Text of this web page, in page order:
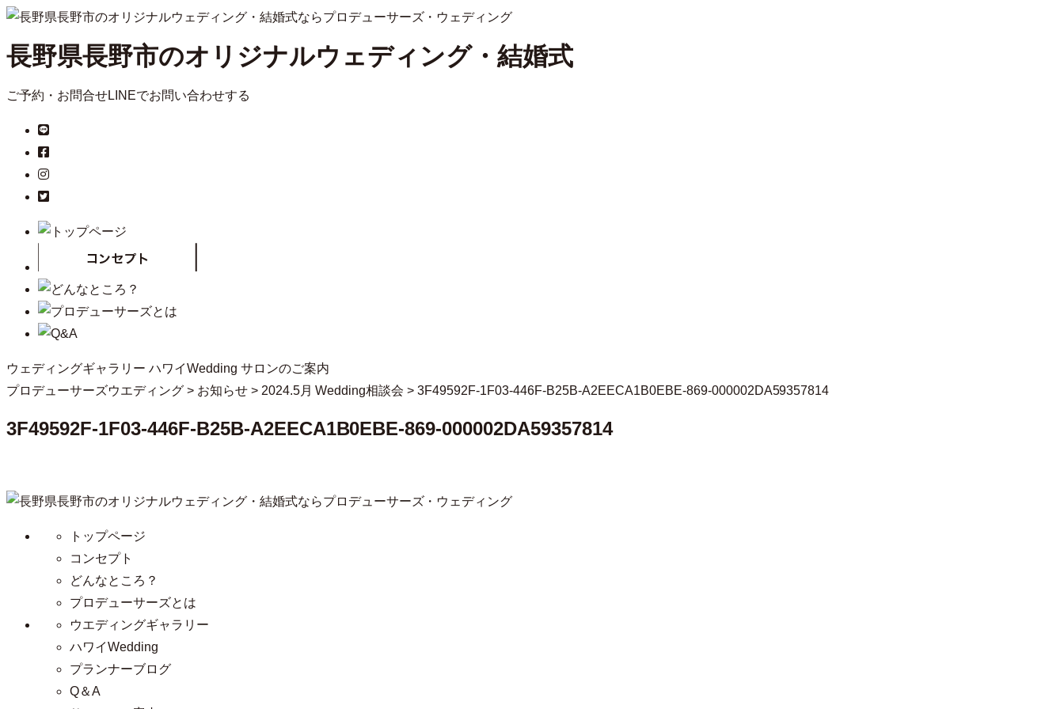
長野県長野市のオリジナルウェディング・結婚式
ご予約・お問合せLINEでお問い合わせする
ウェディングギャラリー ハワイWedding サロンのご案内
プロデューサーズウエディング> お知らせ> 2024.5月 Wedding相談会 >3F49592F-1F03-446F-B25B-A2EECA1B0EBE-869-000002DA59357814
3F49592F-1F03-446F-B25B-A2EECA1B0EBE-869-000002DA59357814
トップページ
コンセプト
どんなところ？
プロデューサーズとは
ウエディングギャラリー
ハワイWedding
プランナーブログ
Q＆A